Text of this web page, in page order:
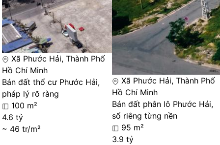
Xã Phước Hải, Thành Phố
Hồ Chí Minh
Bán đất thổ cư Phước Hải,
pháp lý rõ ràng
100 m²
4.6 tỷ
~ 46 tr/m²
Xã Phước Hải, Thành Phố
Hồ Chí Minh
Bán đất phân lô Phước Hải,
sổ riêng từng nền
95 m²
3.9 tỷ